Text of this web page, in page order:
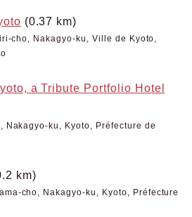
(0.37 km)
cho, Nakagyo-ku, Ville de Kyoto,
a Tribute Portfolio Hotel
Nakagyo-ku, Kyoto, Préfecture de
km)
cho, Nakagyo-ku, Kyoto, Préfecture